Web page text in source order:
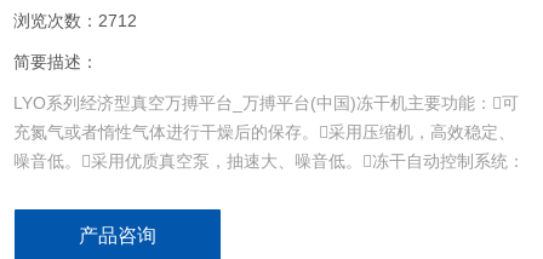
浏览次数：2712
简要描述：
LYO系列经济型真空万搏平台_万搏平台(中国)冻干机主要功能：可
充氮气或者惰性气体进行干燥后的保存。采用压缩机，高效稳定、
噪音低。采用优质真空泵，抽速大、噪音低。冻干自动控制系统：
后自动进行冻干终点测试，确保物质含水率到达标准要求。
产品咨询